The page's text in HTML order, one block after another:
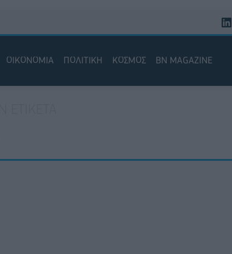
ΟΙΚΟΝΟΜΙΑ ΠΟΛΙΤΙΚΗ ΚΟΣΜΟΣ BN MAGAZINE